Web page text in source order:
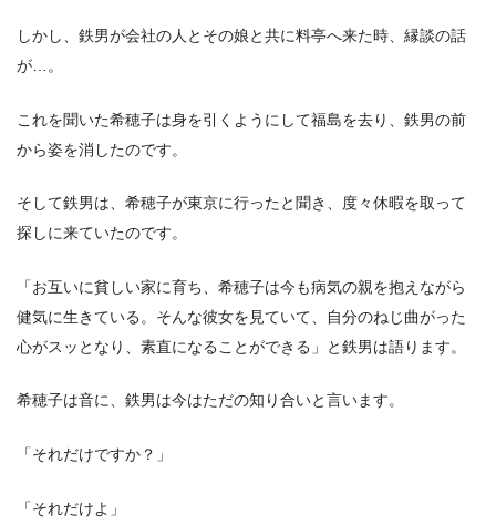
しかし、鉄男が会社の人とその娘と共に料亭へ来た時、縁談の話
が…。
これを聞いた希穂子は身を引くようにして福島を去り、鉄男の前
から姿を消したのです。
そして鉄男は、希穂子が東京に行ったと聞き、度々休暇を取って
探しに来ていたのです。
「お互いに貧しい家に育ち、希穂子は今も病気の親を抱えながら
健気に生きている。そんな彼女を見ていて、自分のねじ曲がった
心がスッとなり、素直になることができる」と鉄男は語ります。
希穂子は音に、鉄男は今はただの知り合いと言います。
「それだけですか？」
「それだけよ」